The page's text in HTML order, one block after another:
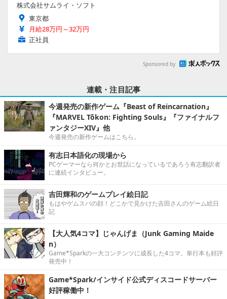
株式会社サムライ・ソフト
東京都
月給28万円～32万円
正社員
Sponsored by
連載・注目記事
今週発売の新作ゲーム『Beast of Reincarnation』
『MARVEL Tōkon: Fighting Souls』『ファイナルフ
ァンタジーXIV』他
今週発売の新作ゲームはこちら。
有志日本語化の現場から
PCゲーマーなら何かとお世話になっているであろう有志翻訳者
に連続インタビュー。
吉田輝和のゲームプレイ絵日記
もはやゲムスパの顔！どこかで見かけた吉田さんのゲーム絵日
記
【大人気4コマ】じゃんげま（Junk Gaming Maide
n）
Game*Sparkの一大コンテンツに成長した4コマ。単行本も好評
発売中！
Game*Spark/インサイド公式ディスコードサーバー
好評稼働中！